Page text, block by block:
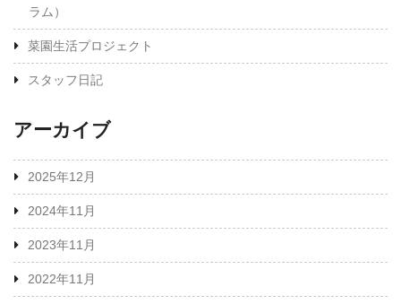
ラム）
菜園生活プロジェクト
スタッフ日記
アーカイブ
2025年12月
2024年11月
2023年11月
2022年11月